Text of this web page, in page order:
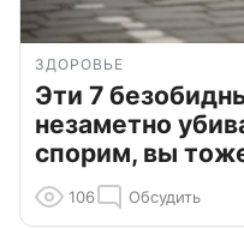
ЗДОРОВЬЕ
Эти 7
незаметно
спорим, вы
106 Обсудить